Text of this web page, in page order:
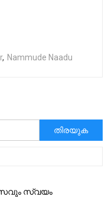
, Nammude Naadu
അനേഷിക്കുക
സ്വയം